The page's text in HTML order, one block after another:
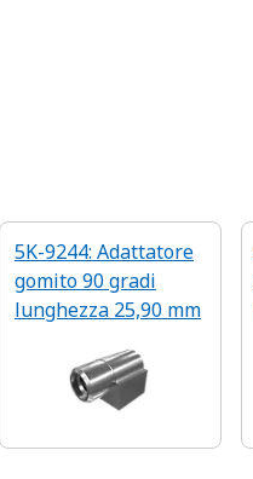
5K-9244: Adattatore
gomito 90 gradi
lunghezza 25,90 mm